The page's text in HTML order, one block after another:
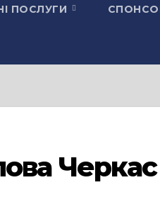
ПОСЛУГИ
Черкас